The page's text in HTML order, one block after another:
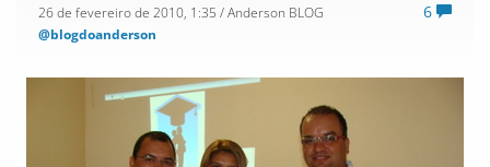
6
26 de fevereiro de 2010, 1:35 / Anderson BLOG
@blogdoanderson